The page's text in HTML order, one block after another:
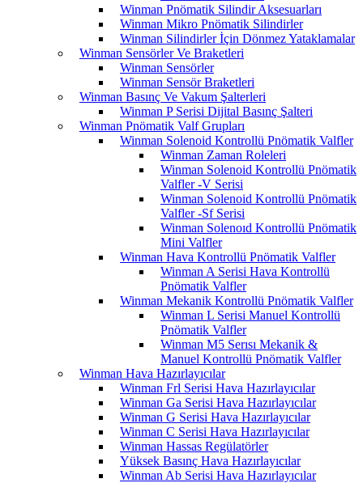
Winman Pnömatik Silindir Aksesuarları
Winman Mikro Pnömatik Silindirler
Winman Silindirler İçin Dönmez Yataklamalar
Winman Sensörler Ve Braketleri
Winman Sensörler
Winman Sensör Braketleri
Winman Basınç Ve Vakum Şalterleri
Winman P Serisi Dijital Basınç Şalteri
Winman Pnömatik Valf Grupları
Winman Solenoid Kontrollü Pnömatik Valfler
Winman Zaman Roleleri
Winman Solenoid Kontrollü Pnömatik
Valfler -V Serisi
Winman Solenoid Kontrollü Pnömatik
Valfler -Sf Serisi
Winman Solenoıd Kontrollü Pnömatik
Mini Valfler
Winman Hava Kontrollü Pnömatik Valfler
Winman A Serisi Hava Kontrollü
Pnömatik Valfler
Winman Mekanik Kontrollü Pnömatik Valfler
Winman L Serisi Manuel Kontrollü
Pnömatik Valfler
Winman M5 Serısı Mekanik &
Manuel Kontrollü Pnömatik Valfler
Winman Hava Hazırlayıcılar
Winman Frl Serisi Hava Hazırlayıcılar
Winman Ga Serisi Hava Hazırlayıcılar
Winman G Serisi Hava Hazırlayıcılar
Winman C Serisi Hava Hazırlayıcılar
Winman Hassas Regülatörler
Yüksek Basınç Hava Hazırlayıcılar
Winman Ab Serisi Hava Hazırlayıcılar